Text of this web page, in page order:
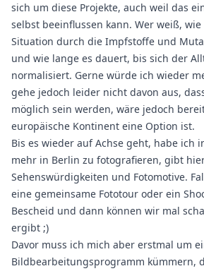
sich um diese Projekte, auch weil das
selbst beeinflussen kann. Wer weiß,
Situation durch die Impfstoffe und
und wie lange es dauert, bis sich der
normalisiert. Gerne würde ich wieder
gehe jedoch leider nicht davon aus,
möglich sein werden, wäre jedoch
europäische Kontinent eine Option ist.
Bis es wieder auf Achse geht, habe ich
mehr in Berlin zu fotografieren, gibt
Sehenswürdigkeiten und Fotomotive.
eine gemeinsame Fototour oder ein
Bescheid und dann können wir mal
ergibt ;)
Davor muss ich mich aber erstmal um
Bildbearbeitungsprogramm kümmern,